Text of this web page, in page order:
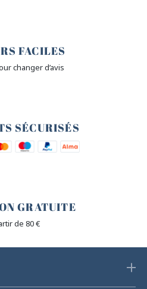
FACILES
changer d’avis
SÉCURISÉS
GRATUITE
de 80 €